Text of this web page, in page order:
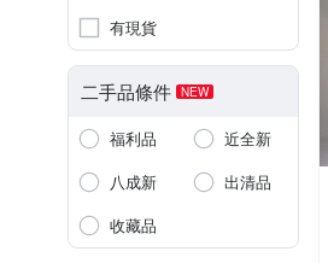
有現貨
二手品條件 NEW
福利品
近全新
八成新
出清品
收藏品